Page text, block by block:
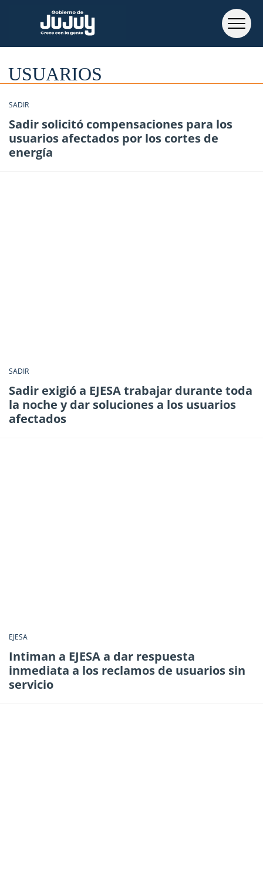
USUARIOS
SADIR
Sadir solicitó compensaciones para los
usuarios afectados por los cortes de
energía
SADIR
Sadir exigió a EJESA trabajar durante toda
la noche y dar soluciones a los usuarios
afectados
EJESA
Intiman a EJESA a dar respuesta
inmediata a los reclamos de usuarios sin
servicio